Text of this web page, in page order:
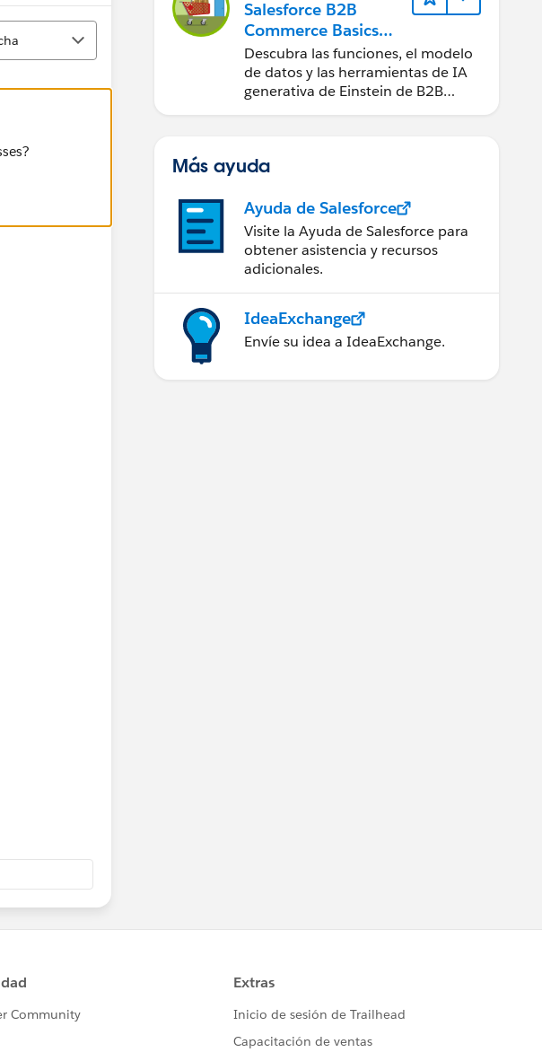
Salesforce B2B
Commerce Basics
(Aspectos básicos de
Salesforce D2C
Commerce)
Descubra las funciones, el modelo
de datos y las herramientas de IA
generativa de Einstein de B2B
Más ayuda
Ayuda de Salesforce
Visite la Ayuda de Salesforce para
obtener asistencia y recursos
adicionales.
IdeaExchange
Envíe su idea a IdeaExchange.